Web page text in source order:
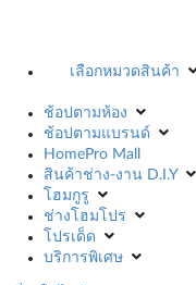
เลือกหมวดสินค้า
ช้อปตามห้อง
ช้อปตามแบรนด์
HomePro Mall
สินค้าช่าง-งาน D.I.Y
โฮมกูรู
ช่างโฮมโปร
โปรเด็ด
บริการพิเศษ